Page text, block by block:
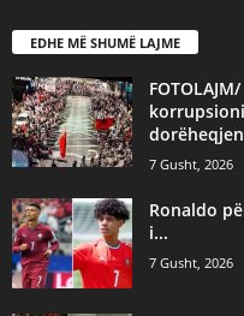
EDHE MË SHUMË LAJME
7 Gusht, 2026
Ronaldo
i...
7 Gusht, 2026